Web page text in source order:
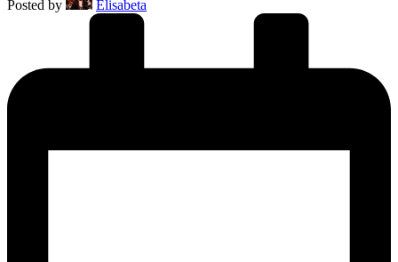
Posted by Elisabeta